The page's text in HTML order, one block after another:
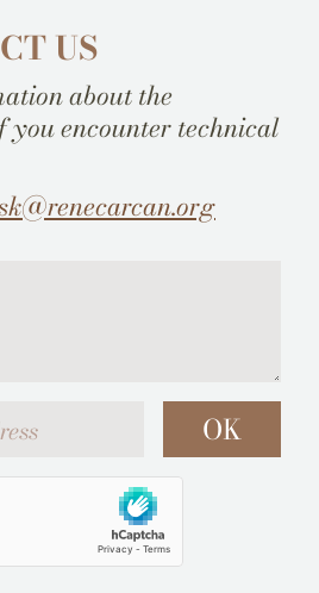
US
about the
encounter technical
OK